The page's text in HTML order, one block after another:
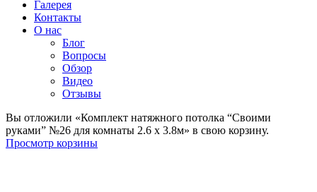
Галерея
Контакты
О нас
Блог
Вопросы
Обзор
Видео
Отзывы
Вы отложили «Комплект натяжного потолка “Своими
руками” №26 для комнаты 2.6 х 3.8м» в свою корзину.
Просмотр корзины